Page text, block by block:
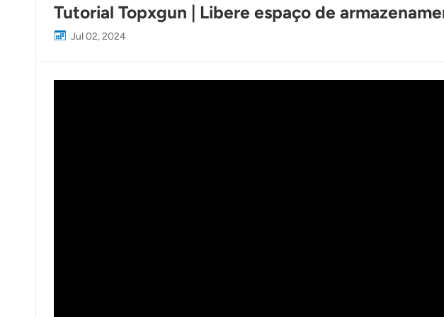
Tutorial Topxgun | Libere espaço de
Jul 02, 2024